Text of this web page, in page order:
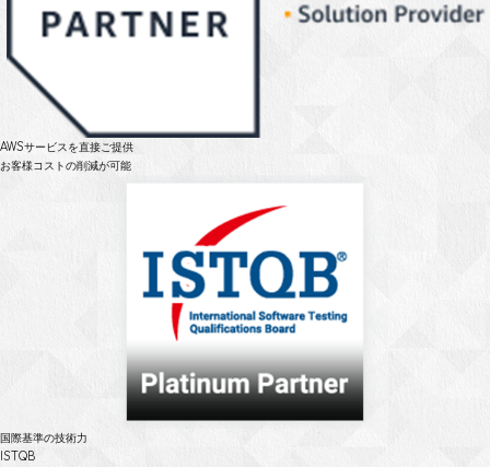
AWSサービスを直接ご提供
お客様コストの削減が可能
国際基準の技術力
ISTQB